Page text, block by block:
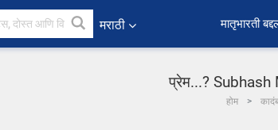
मराठी ﻿मातृभारती
प्रेम...? Subhash
होम